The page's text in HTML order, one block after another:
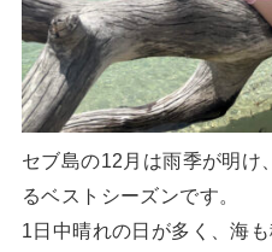
セブ島の12月は雨季が明け
るベストシーズンです。
1日中晴れの日が多く、海